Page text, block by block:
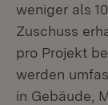
weniger als
Zuschuss
pro Projekt
werden
in Gebäude,